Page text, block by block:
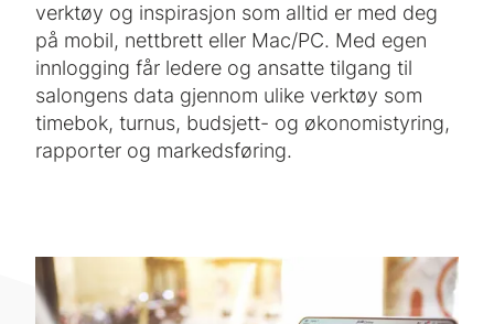
verktøy og inspirasjon som alltid er med deg
på mobil, nettbrett eller Mac/PC. Med egen
innlogging får ledere og ansatte tilgang til
salongens data gjennom ulike verktøy som
timebok, turnus, budsjett- og økonomistyring,
rapporter og markedsføring.